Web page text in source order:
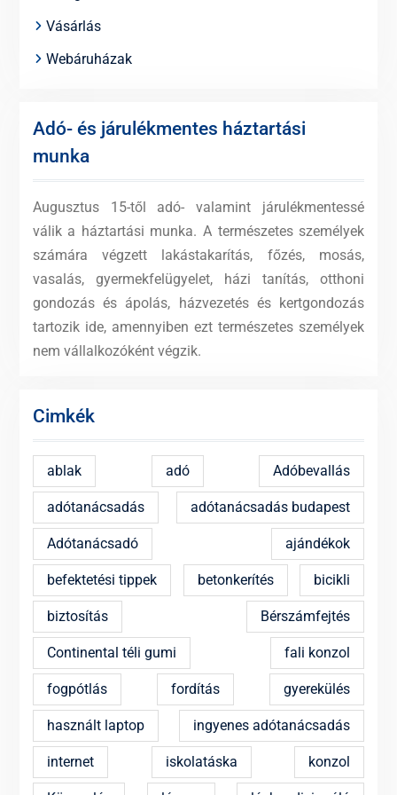
Vásárlás
Webáruházak
Adó- és járulékmentes háztartási
munka
Augusztus 15-től adó- valamint járulékmentessé
válik a háztartási munka. A természetes személyek
számára végzett lakástakarítás, főzés, mosás,
vasalás, gyermekfelügyelet, házi tanítás, otthoni
gondozás és ápolás, házvezetés és kertgondozás
tartozik ide, amennyiben ezt természetes személyek
nem vállalkozóként végzik.
Cimkék
ablak adó Adóbevallás
adótanácsadás adótanácsadás budapest
Adótanácsadó ajándékok
befektetési tippek betonkerítés bicikli
biztosítás Bérszámfejtés
Continental téli gumi fali konzol
fogpótlás fordítás gyerekülés
használt laptop ingyenes adótanácsadás
internet iskolatáska konzol